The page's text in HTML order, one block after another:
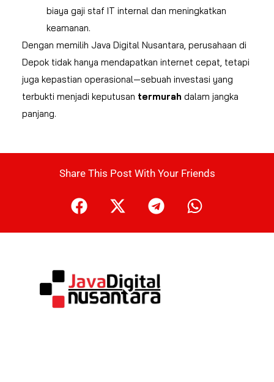
biaya gaji staf IT internal dan meningkatkan
keamanan.
Dengan memilih Java Digital Nusantara, perusahaan di
Depok tidak hanya mendapatkan internet cepat, tetapi
juga kepastian operasional—sebuah investasi yang
terbukti menjadi keputusan termurah dalam jangka
panjang.
Share This Post With Your Friends